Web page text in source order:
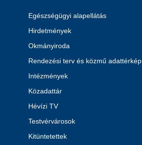
Egészségügyi alapellátás
Hirdetmények
Okmányiroda
Rendezési terv és közmű adattérkép
Intézmények
Közadattár
Hévízi TV
Testvérvárosok
Kitüntetettek